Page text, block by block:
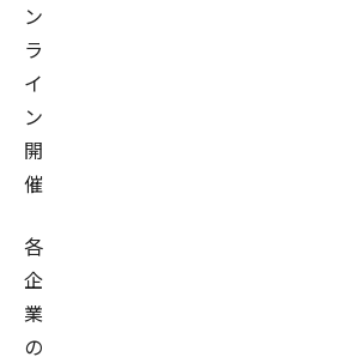
ン
ラ
イ
ン
開
催
各
企
業
の